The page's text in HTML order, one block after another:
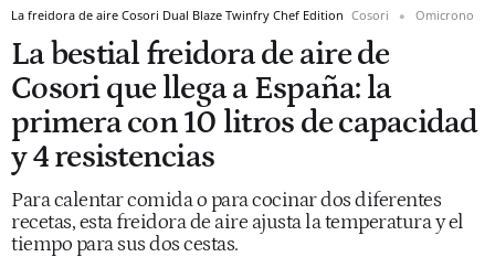
La freidora de aire Cosori Dual Blaze Twinfry Chef Edition Cosori Omicrono
La bestial freidora de aire de
Cosori que llega a España: la
primera con 10 litros de capacidad
y 4 resistencias
Para calentar comida o para cocinar dos diferentes
recetas, esta freidora de aire ajusta la temperatura y el
tiempo para sus dos cestas.